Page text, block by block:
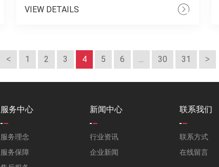
自......
VIEW DETAILS
1 2 3 4 5 6 ... 30 31
服务中心
服务理念
服务保障
新闻中心
行业资讯
企业新闻
联系我们
联系方式
在线留言